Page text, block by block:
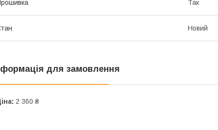
Так
Новий
для замовлення
2 360 ₴